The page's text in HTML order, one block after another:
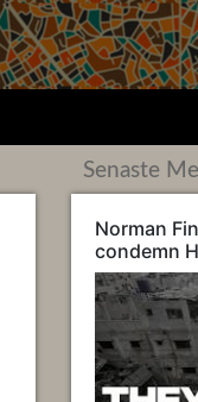
Senaste
Norman
condemn